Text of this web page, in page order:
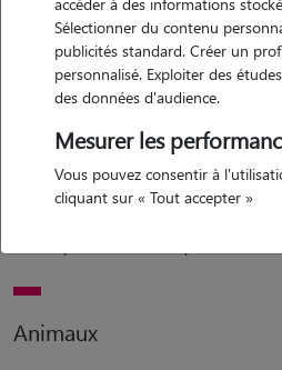
me contacter pour un échange plus
permet aujourd'hui d'avoir une
Animaux
Sélectionner du contenu
publicités standard. Créer un
personnalisé. Exploiter des
des données d'audience.
Mesurer les
Vous pouvez consentir à
cliquant sur « Tout accepter »